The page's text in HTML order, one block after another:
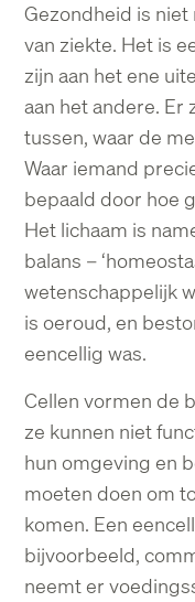
Gezondheid is
van ziekte. Het is
zijn aan het ene
aan het andere. Er
tussen, waar de
Waar iemand
bepaald door hoe
Het lichaam is
balans –
wetenschappelijk
is oeroud, en
eencellig was.
Cellen vormen de
ze kunnen niet
hun omgeving en
moeten doen om
komen. Een
bijvoorbeeld,
neemt er